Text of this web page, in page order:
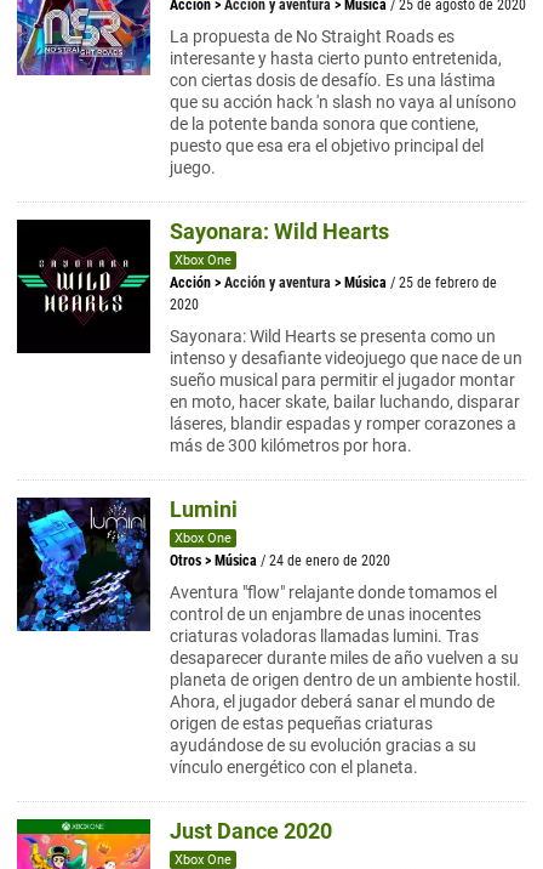
Acción > Acción y aventura > Música / 25 de agosto de 2020
La propuesta de No Straight Roads es
interesante y hasta cierto punto entretenida,
con ciertas dosis de desafío. Es una lástima
que su acción hack 'n slash no vaya al unísono
de la potente banda sonora que contiene,
puesto que esa era el objetivo principal del
juego.
Sayonara: Wild Hearts
Xbox One
Acción > Acción y aventura > Música / 25 de febrero de
2020
Sayonara: Wild Hearts se presenta como un
intenso y desafiante videojuego que nace de un
sueño musical para permitir el jugador montar
en moto, hacer skate, bailar luchando, disparar
láseres, blandir espadas y romper corazones a
más de 300 kilómetros por hora.
Lumini
Xbox One
Otros > Música / 24 de enero de 2020
Aventura "flow" relajante donde tomamos el
control de un enjambre de unas inocentes
criaturas voladoras llamadas lumini. Tras
desaparecer durante miles de año vuelven a su
planeta de origen dentro de un ambiente hostil.
Ahora, el jugador deberá sanar el mundo de
origen de estas pequeñas criaturas
ayudándose de su evolución gracias a su
vínculo energético con el planeta.
Just Dance 2020
Xbox One